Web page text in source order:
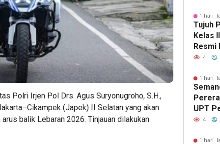
Polri Irjen Pol Drs. Agus Suryonugroho, S.H.,
(Japek) II Selatan yang akan
balik Lebaran 2026. Tinjauan dilakukan
1 hari
Tujuh
Kelas
Resmi
PNS,
4
1 hari
UPT
4
1 hari